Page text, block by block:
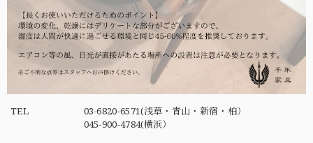
TEL
03-6820-6571(浅草・青山・新宿・柏）
045-900-4784(横浜）